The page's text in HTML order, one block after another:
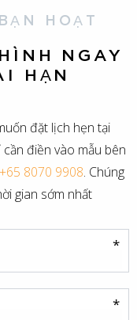
HOẠT
NGAY
HẠN
đặt lịch hẹn tại
điền vào mẫu bên
+65 8070 9908. Chúng
gian sớm nhất
*
*